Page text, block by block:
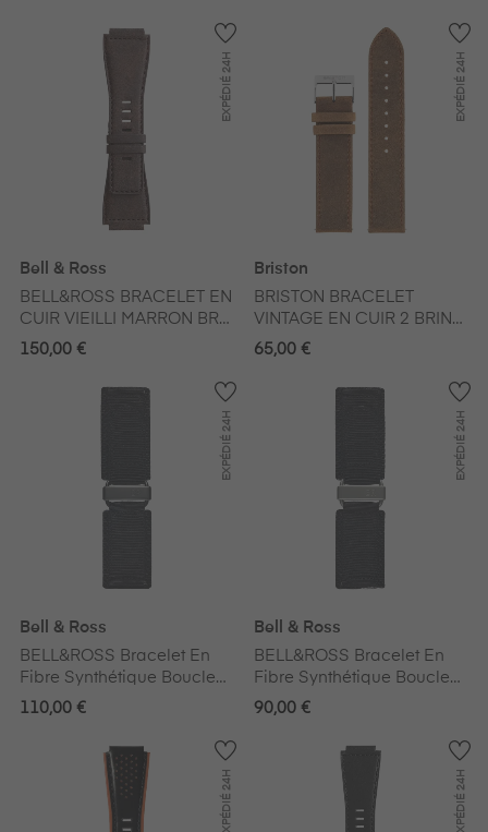
EXPÉDIÉ
24H
Bell & Ross
BELL&ROSS BRACELET EN
CUIR VIEILLI MARRON BR-
01 Et 03
150,00 €
EXPÉDIÉ
24H
Briston
BRISTON BRACELET
VINTAGE EN CUIR 2 BRINS
MARRON
65,00 €
EXPÉDIÉ
24H
Bell & Ross
BELL&ROSS Bracelet En
Fibre Synthétique Boucle
Carboné Noir BR-X1 - BR
110,00 €
EXPÉDIÉ
24H
Bell & Ross
BELL&ROSS Bracelet En
Fibre Synthétique Boucle
Acier BR-X1 - BR 01 - BR
90,00 €
EXPÉDIÉ
24H
EXPÉDIÉ
24H